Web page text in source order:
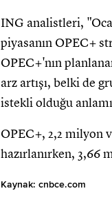
ING analistleri,
piyasanın OPEC+
OPEC+'nın
arz artışı, belki de
istekli olduğu
OPEC+, 2,2 milyon
hazırlanırken, 3,66
Kaynak: cnbce.com